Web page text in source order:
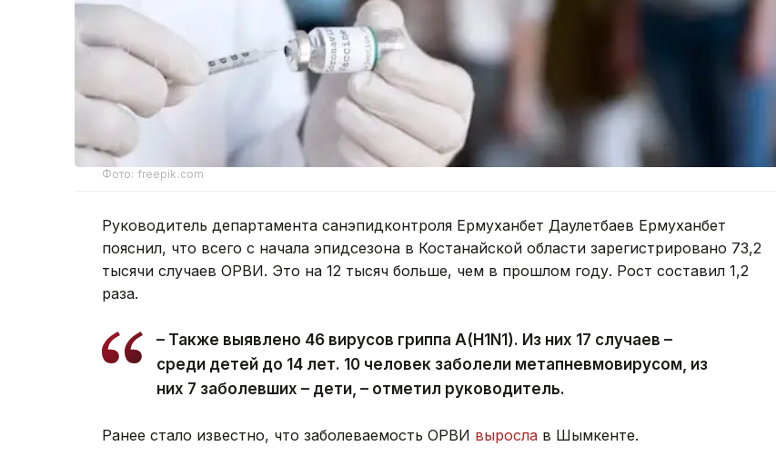
Фото: freepik.com
Руководитель департамента санэпидконтроля Ермуханбет Даулетбаев Ермуханбет
пояснил, что всего с начала эпидсезона в Костанайской области зарегистрировано 73,2
тысячи случаев ОРВИ. Это на 12 тысяч больше, чем в прошлом году. Рост составил 1,2
раза.
– Также выявлено 46 вирусов гриппа А(H1N1). Из них 17 случаев –
среди детей до 14 лет. 10 человек заболели метапневмовирусом, из
них 7 заболевших – дети, – отметил руководитель.
Ранее стало известно, что заболеваемость ОРВИ выросла в Шымкенте.